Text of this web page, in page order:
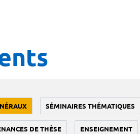
SÉMINAIRES THÉMATIQUES
DE THÈSE ENSEIGNEMENT